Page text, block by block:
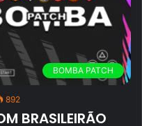
BOMBA PATCH
892
BRASILEIRÃO